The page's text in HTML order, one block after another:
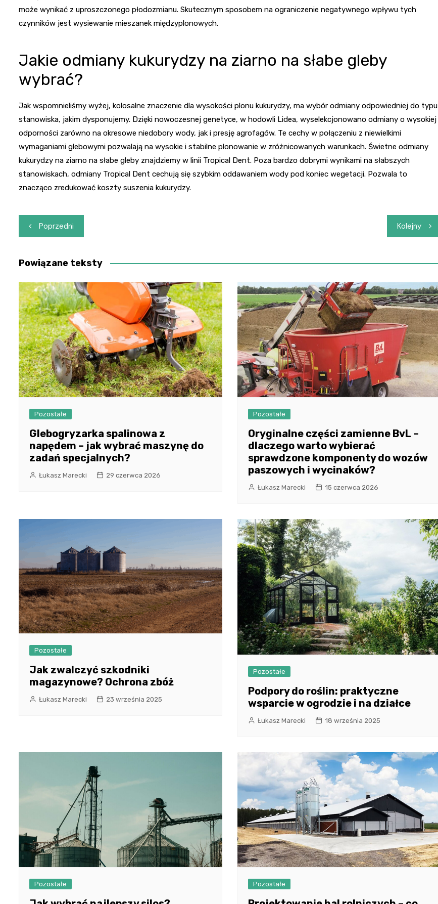
może wynikać z uproszczonego płodozmianu. Skutecznym sposobem na ograniczenie negatywnego wpływu tych
czynników jest wysiewanie mieszanek międzyplonowych.
Jakie odmiany kukurydzy na ziarno na słabe gleby
wybrać?
Jak wspomnieliśmy wyżej, kolosalne znaczenie dla wysokości plonu kukurydzy, ma wybór odmiany odpowiedniej do typu
stanowiska, jakim dysponujemy. Dzięki nowoczesnej genetyce, w hodowli Lidea, wyselekcjonowano odmiany o wysokiej
odporności zarówno na okresowe niedobory wody, jak i presję agrofagów. Te cechy w połączeniu z niewielkimi
wymaganiami glebowymi pozwalają na wysokie i stabilne plonowanie w zróżnicowanych warunkach. Świetne odmiany
kukurydzy na ziarno na słabe gleby znajdziemy w linii Tropical Dent. Poza bardzo dobrymi wynikami na słabszych
stanowiskach, odmiany Tropical Dent cechują się szybkim oddawaniem wody pod koniec wegetacji. Pozwala to
znacząco zredukować koszty suszenia kukurydzy.
Nawigacja
wpisu
Poprzedni Kolejny
Powiązane teksty
Pozostałe
Glebogryzarka spalinowa z
napędem – jak wybrać maszynę do
zadań specjalnych?
Łukasz Marecki 29 czerwca 2026
Pozostałe
Oryginalne części zamienne BvL –
dlaczego warto wybierać
sprawdzone komponenty do wozów
paszowych i wycinaków?
Łukasz Marecki 15 czerwca 2026
Pozostałe
Jak zwalczyć szkodniki
magazynowe? Ochrona zbóż
Łukasz Marecki 23 września 2025
Pozostałe
Podpory do roślin: praktyczne
wsparcie w ogrodzie i na działce
Łukasz Marecki 18 września 2025
Pozostałe Pozostałe